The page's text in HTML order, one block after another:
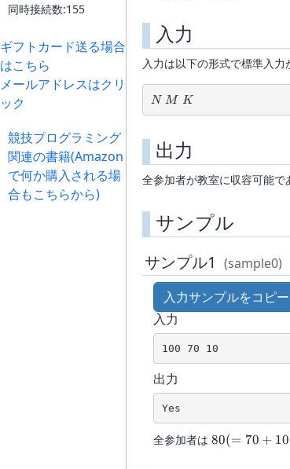
同時接続数:155
ギフトカード送る場合
はこちら
メールアドレスはクリ
ック
競技プログラミング
関連の書籍(Amazon
で何か購入される場
合もこちらから)
入力
入力は以下の形式で標準入力
N\ M\ K
N M K
出力
全参加者が教室に収容可能で
サンプル
サンプル1
(sample0)
入力サンプルをコピー
入力
出力
全参加者は 80(
80(= 70 + 10